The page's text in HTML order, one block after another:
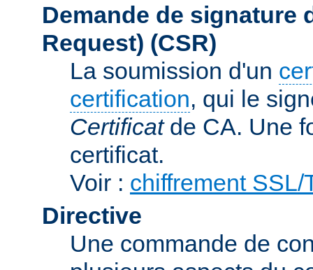
Demande de signature
Request) (CSR)
La soumission d'un
certification, qui le
Certificatde CA. Une
certificat.
Voir : chiffrement SSL/
Directive
Une commande de